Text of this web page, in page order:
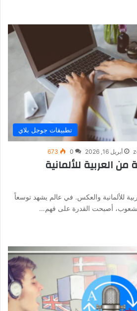
تطبيقات جوجل بلاي
أبريل 16, 2026 0
673
العربية للألمانية
للألمانية والعكس. في عالم يشهد توسعاً
أصبحت القدرة على فهم…